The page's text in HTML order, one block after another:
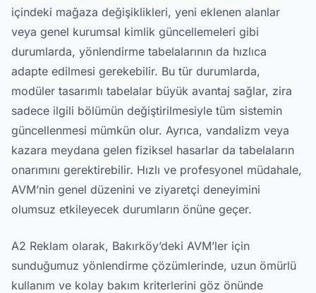
içindeki mağaza değişiklikleri, yeni eklenen alanlar
veya genel kurumsal kimlik güncellemeleri gibi
durumlarda, yönlendirme tabelalarının da hızlıca
adapte edilmesi gerekebilir. Bu tür durumlarda,
modüler tasarımlı tabelalar büyük avantaj sağlar, zira
sadece ilgili bölümün değiştirilmesiyle tüm sistemin
güncellenmesi mümkün olur. Ayrıca, vandalizm veya
kazara meydana gelen fiziksel hasarlar da tabelaların
onarımını gerektirebilir. Hızlı ve profesyonel müdahale,
AVM’nin genel düzenini ve ziyaretçi deneyimini
olumsuz etkileyecek durumların önüne geçer.
A2 Reklam olarak, Bakırköy’deki AVM’ler için
sunduğumuz yönlendirme çözümlerinde, uzun ömürlü
kullanım ve kolay bakım kriterlerini göz önünde